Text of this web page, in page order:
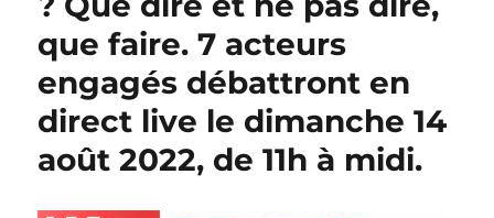
que faire. 7 acteurs
engagés débattront en
direct live le dimanche 14
août 2022, de 11h à midi.